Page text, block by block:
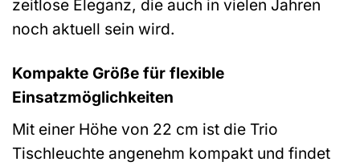
zeitlose Eleganz, die auch in vielen Jahren
noch aktuell sein wird.
Kompakte Größe für flexible
Einsatzmöglichkeiten
Mit einer Höhe von 22 cm ist die Trio
Tischleuchte angenehm kompakt und findet